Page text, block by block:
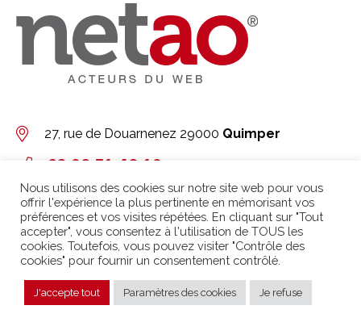
27, rue de Douarnenez 29000 Quimper
02 98 51 42 19
Contact
Retrouvez nous sur Linkedin
Agence Web
Quimper
Les experts de netao
ont obtenu les
Nous utilisons des cookies sur notre site web pour vous
offrir l'expérience la plus pertinente en mémorisant vos
préférences et vos visites répétées. En cliquant sur "Tout
accepter", vous consentez à l'utilisation de TOUS les
cookies. Toutefois, vous pouvez visiter "Contrôle des
cookies" pour fournir un consentement contrôlé.
J'accepte tout Paramètres des cookies Je refuse